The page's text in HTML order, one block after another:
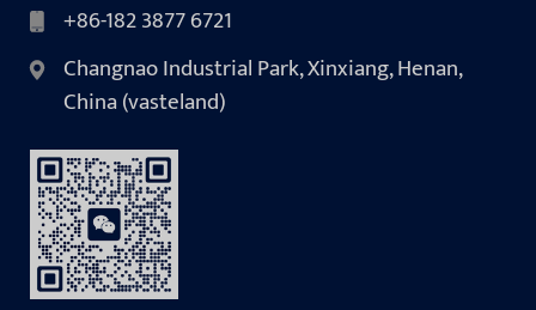
+86-182 3877 6721
Changnao Industrial Park, Xinxiang, Henan,
China (vasteland)